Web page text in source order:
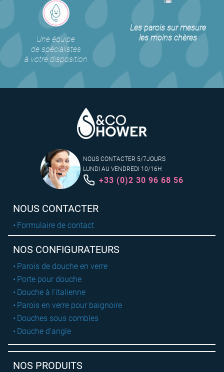
Une équipe
de spécialistes
à votre disposition
Les parois sur mesure
les moins chères
NOUS CONTACTER 5/7JOURS
LUNDI AU VENDREDI 10/16H
+33 (0)2 30 96 68 56
NOUS CONTACTER
Formulaire de contact
NOS CONFIGURATEURS
Parois de douche en verre
Porte pour douche
Douche à l'italienne
Parois en verre pour baignoire
Douches sous combles
Douche d'angle
NOS PRODUITS